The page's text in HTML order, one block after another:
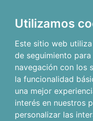
Utilizamos
Este sitio web
de seguimiento
navegación con los
la funcionalidad
una mejor
interés en nuestros
personalizar las